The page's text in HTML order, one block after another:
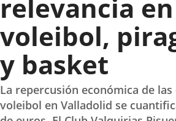
relevancia en
voleibol,
y basket
La repercusión económica de
voleibol en Valladolid se